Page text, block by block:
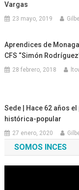
Vargas
23 mayo, 2019
Aprendices de
CFS “Simón
28 febrero, 2018
Sede | Hace 62 años
histórica-popular
27 enero, 2020
SOMOS INCES